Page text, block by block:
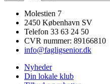
Molestien 7
2450 København SV
Telefon 33 63 24 50
CVR nummer: 89166810
info@fagligsenior.dk
Nyheder
Din lokale klub